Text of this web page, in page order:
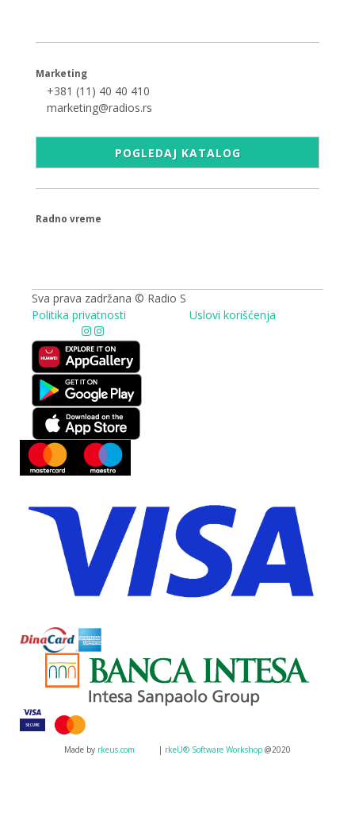
Marketing
+381 (11) 40 40 410
marketing@radios.rs
POGLEDAJ KATALOG
Radno vreme
Sva prava zadržana © Radio S
Politika privatnosti
Uslovi korišćenja
Made by rkeus.com | rkeU® Software Workshop @2020